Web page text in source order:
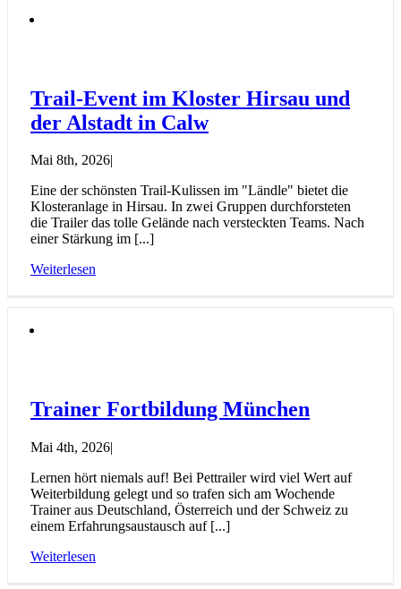
Trail-Event im Kloster Hirsau und
der Alstadt in Calw
Mai 8th, 2026|
Eine der schönsten Trail-Kulissen im "Ländle" bietet die
Klosteranlage in Hirsau. In zwei Gruppen durchforsteten
die Trailer das tolle Gelände nach versteckten Teams. Nach
einer Stärkung im [...]
Weiterlesen
Trainer Fortbildung München
Mai 4th, 2026|
Lernen hört niemals auf! Bei Pettrailer wird viel Wert auf
Weiterbildung gelegt und so trafen sich am Wochende
Trainer aus Deutschland, Österreich und der Schweiz zu
einem Erfahrungsaustausch auf [...]
Weiterlesen